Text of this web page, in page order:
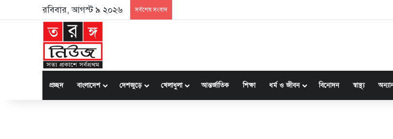
রবিবার, আগস্ট ৯ ২০২৬ সর্বশেষ সংবাদ
প্রচ্ছদ বাংলাদেশ দেশজুড়ে খেলাধুলা আন্তর্জাতিক শিক্ষা ধর্ম ও জীবন বিনোদন স্বাস্থ্য